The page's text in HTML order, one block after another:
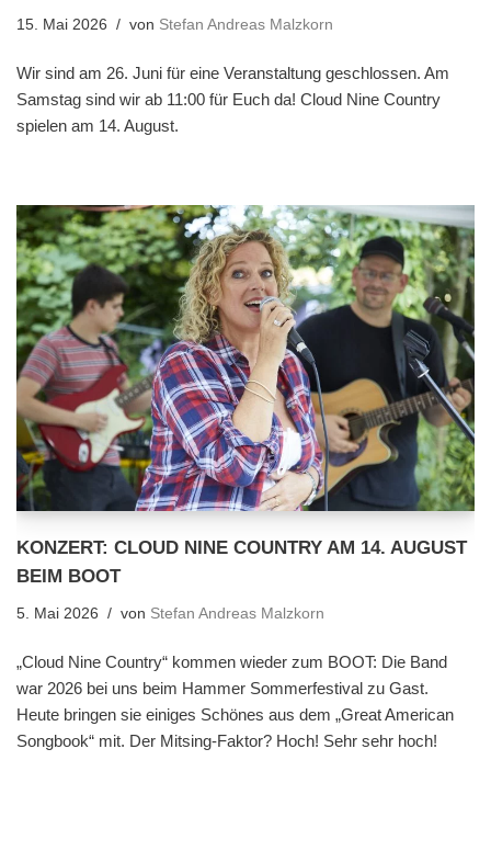
15. Mai 2026 von Stefan Andreas Malzkorn
Wir sind am 26. Juni für eine Veranstaltung geschlossen. Am
Samstag sind wir ab 11:00 für Euch da! Cloud Nine Country
spielen am 14. August.
KONZERT: CLOUD NINE COUNTRY AM 14. AUGUST
BEIM BOOT
5. Mai 2026 von Stefan Andreas Malzkorn
„Cloud Nine Country“ kommen wieder zum BOOT: Die Band
war 2026 bei uns beim Hammer Sommerfestival zu Gast.
Heute bringen sie einiges Schönes aus dem „Great American
Songbook“ mit. Der Mitsing-Faktor? Hoch! Sehr sehr hoch!